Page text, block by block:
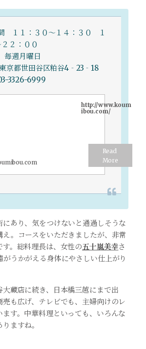
１１：３０～１４：３０ １
２：００
週月曜日
京都世田谷区粕谷4‐23‐18
3326-6999
http://www.koum
ibou.com/
あり、気をつけないと通過しそうな
え。コースをいただきましたが、非常
す。総料理長は、女性の五十嵐美幸さ
うかがえる身体にやさしい仕上がり
大蔵店に続き、日本橋三越にまで出
売も広げ、テレビでも、主婦向けのレ
ます。中華料理といっても、いろんな
ますね。